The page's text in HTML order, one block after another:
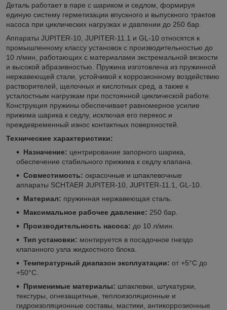
Деталь работает в паре с шариком и седлом, формируя
единую систему герметизации впускного и выпускного трактов
насоса при циклических нагрузках и давлении до 250 бар.
Аппараты JUPITER-10, JUPITER-11.1 и GL-10 относятся к
промышленному классу установок с производительностью до
10 л/мин, работающих с материалами экстремальной вязкости
и высокой абразивностью. Пружина изготовлена из пружинной
нержавеющей стали, устойчивой к коррозионному воздействию
растворителей, щелочных и кислотных сред, а также к
усталостным нагрузкам при постоянной циклической работе.
Конструкция пружины обеспечивает равномерное усилие
прижима шарика к седлу, исключая его перекос и
преждевременный износ контактных поверхностей.
Технические характеристики:
Назначение: центрирование запорного шарика,
обеспечение стабильного прижима к седлу клапана.
Совместимость: окрасочные и шпаклевочные
аппараты SCHTAER JUPITER-10, JUPITER-11.1, GL-10.
Материал: пружинная нержавеющая сталь.
Максимальное рабочее давление: 250 бар.
Производительность насоса: до 10 л/мин.
Тип установки: монтируется в посадочное гнездо
клапанного узла жидкостного блока.
Температурный диапазон эксплуатации: от +5°C до
+50°C.
Применимые материалы: шпаклевки, штукатурки,
текстуры, огнезащитные, теплоизоляционные и
гидроизоляционные составы, мастики, антикоррозионные